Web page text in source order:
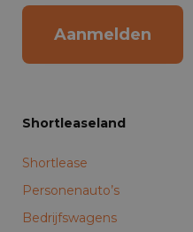
Aanmelden
Shortleaseland
Shortlease
Personenauto’s
Bedrijfswagens